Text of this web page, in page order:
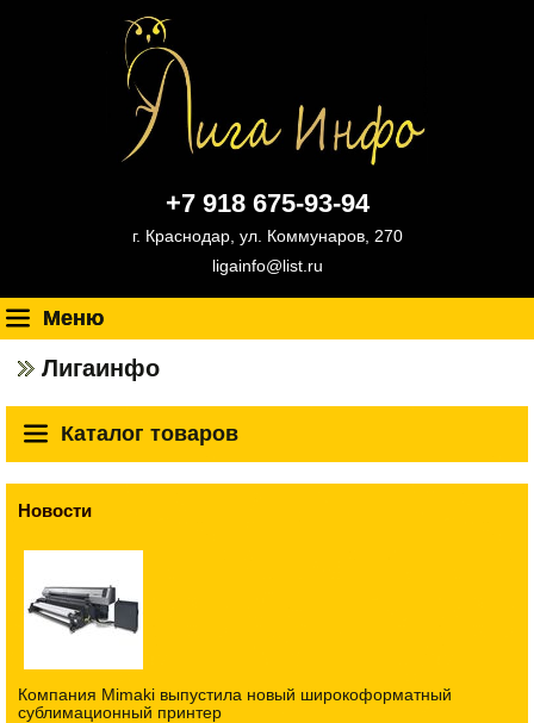
+7 918 675-93-94
г. Краснодар, ул. Коммунаров, 270
ligainfo@list.ru
Меню
Лигаинфо
Каталог товаров
Новости
Компания Mimaki выпустила новый широкоформатный
сублимационный принтер